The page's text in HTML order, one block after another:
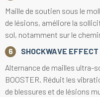
Maille de soutien sous le
de lésions, améliore la
sol, notamment sur le
SHOCKWAVE EFFECT
Alternance de mailles ultra-
BOOSTER. Réduit les
de blessures et de lésions